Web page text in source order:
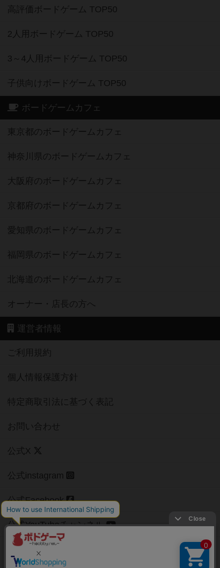
高評価ボードゲーム TOP50
2人用ボードゲーム TOP50
3～4人用ボードゲーム TOP50
子供向けボードゲーム TOP50
ボードゲームカフェ
東京都のボードゲームカフェ
神奈川県のボードゲームカフェ
大阪府のボードゲームカフェ
京都府のボードゲームカフェ
愛知県のボードゲームカフェ
福岡県のボードゲームカフェ
北海道のボードゲームカフェ
オーナー・店長の方へ
運営者情報
ご利用規約
個人情報保護方針
特定商取引法に基づく表記
お問い合わせ
公式X
公式instagram
公式Facebook
公式YouTubeチャンネル